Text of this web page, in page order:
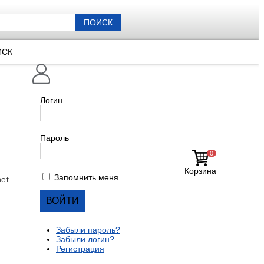
ПОИСК
0
Корзина
Логин
Пароль
Запомнить меня
Забыли пароль?
Забыли логин?
Регистрация